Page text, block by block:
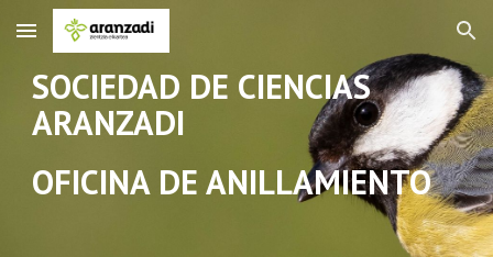
Skip to main content Skip to navigation
SOCIEDAD DE CIENCIAS
ARANZADI
OFICINA DE ANILLAMIENTO